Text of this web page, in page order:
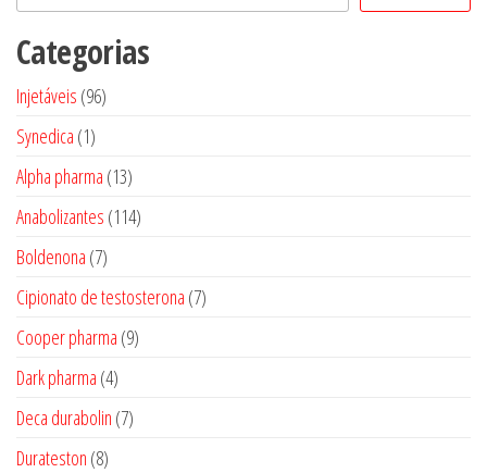
Categorias
Injetáveis 9696
Synedica 11
produto
Alpha pharma 1313
produtos
Anabolizantes 114114
Boldenona 77
produtos
Cipionato de testosterona 77
Cooper pharma 99
Dark pharma 44
produtos
Deca durabolin 77
Durateston 88